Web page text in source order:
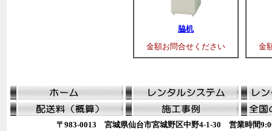
脇机
金額お問合せください
金
〒983-0013 宮城県仙台市宮城野区中野4-1-30 営業時間